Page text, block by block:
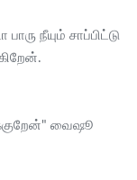
நீயும் சாப்பிட்டு
வைஷூ